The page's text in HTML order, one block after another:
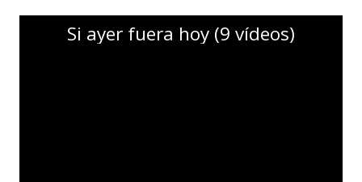
Si ayer fuera hoy (9 vídeos)